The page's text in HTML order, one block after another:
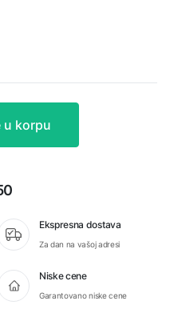
u korpu
Ekspresna dostava
Za dan na vašoj adresi
Niske cene
Garantovano niske cene